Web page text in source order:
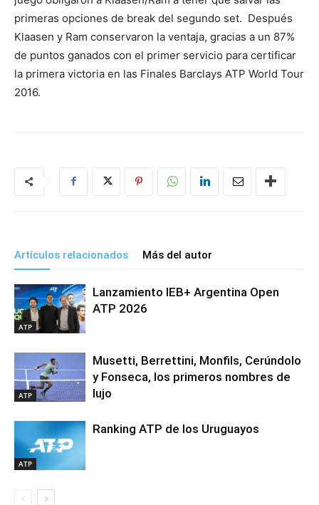
primeras opciones de break del segundo set. Después
Klaasen y Ram conservaron la ventaja, gracias a un 87%
de puntos ganados con el primer servicio para certificar
la primera victoria en las Finales Barclays ATP World Tour
2016.
Artículos relacionados Más del autor
ATP
Lanzamiento IEB+ Argentina Open
ATP 2026
ATP
Musetti, Berrettini, Monfils, Cerúndolo
y Fonseca, los primeros nombres de
lujo
ATP
Ranking ATP de los Uruguayos